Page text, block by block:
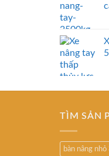
TÌM SẢN
bàn nâng